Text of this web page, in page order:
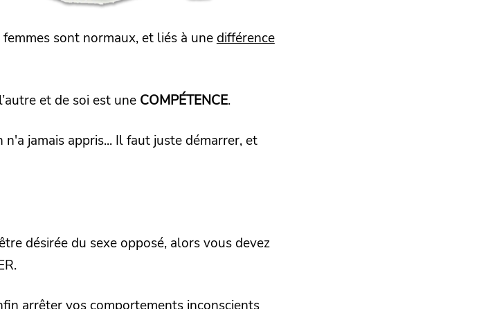
sont normaux, et liés à unedifférence
et de soi est une COMPÉTENCE.
jamais appris... Il faut juste démarrer, et
désirée du sexe opposé, alors vous devez